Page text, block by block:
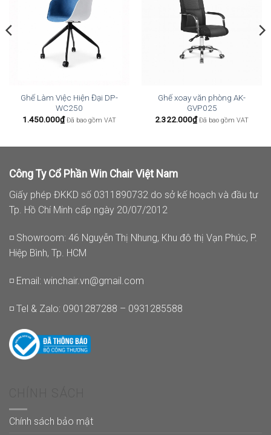
Ghế Làm Việc Hiện Đại DP-
WC250
1.450.000₫ Đã bao gồm VAT
Ghế xoay văn phòng AK-
GVP025
2.322.000₫ Đã bao gồm VAT
Công Ty Cổ Phần Win Chair Việt Nam
Giấy phép ĐKKD số 0311890732 do sở kế hoạch và đầu tư
Tp. Hồ Chí Minh cấp ngày 20/07/2012
◽ Showroom: 46 Nguyễn Thị Nhung, Khu đô thị Vạn Phúc, P.
Hiệp Bình, Tp. HCM
◽ Email: winchair.vn@gmail.com
◽ Tel & Zalo: 0901287288 – 0931285588
Chính sách bảo mật